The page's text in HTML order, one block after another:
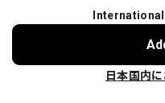
日本国内